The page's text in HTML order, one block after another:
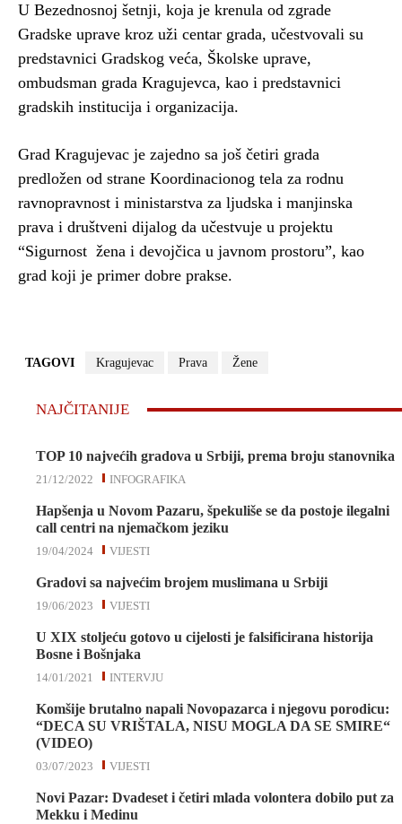
U Bezednosnoj šetnji, koja je krenula od zgrade
Gradske uprave kroz uži centar grada, učestvovali su
predstavnici Gradskog veća, Školske uprave,
ombudsman grada Kragujevca, kao i predstavnici
gradskih institucija i organizacija.
Grad Kragujevac je zajedno sa još četiri grada
predložen od strane Koordinacionog tela za rodnu
ravnopravnost i ministarstva za ljudska i manjinska
prava i društveni dijalog da učestvuje u projektu
“Sigurnost žena i devojčica u javnom prostoru”, kao
grad koji je primer dobre prakse.
TAGOVI Kragujevac Prava Žene
NAJČITANIJE
TOP 10 najvećih gradova u Srbiji, prema broju stanovnika
INFOGRAFIKA
21/12/2022
Hapšenja u Novom Pazaru, špekuliše se da postoje ilegalni
call centri na njemačkom jeziku
VIJESTI
19/04/2024
Gradovi sa najvećim brojem muslimana u Srbiji
VIJESTI
19/06/2023
U XIX stoljeću gotovo u cijelosti je falsificirana historija
Bosne i Bošnjaka
INTERVJU
14/01/2021
Komšije brutalno napali Novopazarca i njegovu porodicu:
“DECA SU VRIŠTALA, NISU MOGLA DA SE SMIRE“
(VIDEO)
VIJESTI
03/07/2023
Novi Pazar: Dvadeset i četiri mlada volontera dobilo put za
Mekku i Medinu